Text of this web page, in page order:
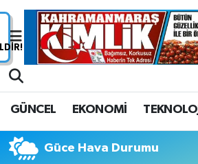
GÜNCEL EKONOMİ TEKNOLOJİ
Güce Hava Durumu
Nöbetçi Eczaneler
Trafik Durumu